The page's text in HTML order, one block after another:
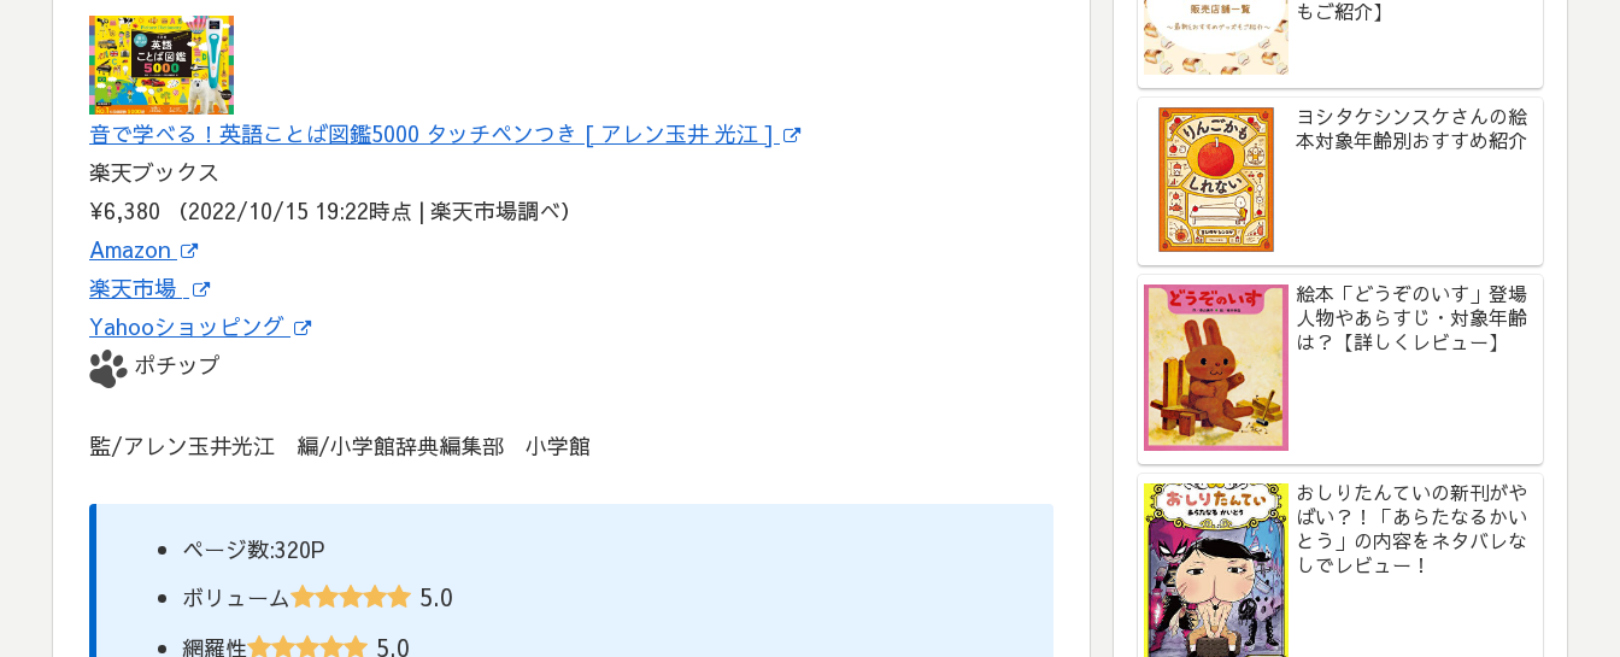
音で学べる！英語ことば図鑑5000 タッチペンつき [ アレン玉井 光江 ]
楽天ブックス
¥6,380
（2022/10/15 19:22時点 | 楽天市場調べ）
Amazon
楽天市場
Yahooショッピング
ポチップ
監/アレン玉井光江 編/小学館辞典編集部 小学館
ページ数:320P
ボリューム
5.0
網羅性 5.0
もご紹介】
ヨシタケシンスケさんの絵
本対象年齢別おすすめ紹介
絵本「どうぞのいす」登場
人物やあらすじ・対象年齢
は？【詳しくレビュー】
おしりたんていの新刊がや
ばい？！「あらたなるかい
とう」の内容をネタバレな
しでレビュー！